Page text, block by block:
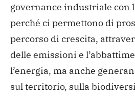
governance industriale con
perché ci permettono di
percorso di crescita,
delle emissioni e
l’energia, ma anche
sul territorio, sulla